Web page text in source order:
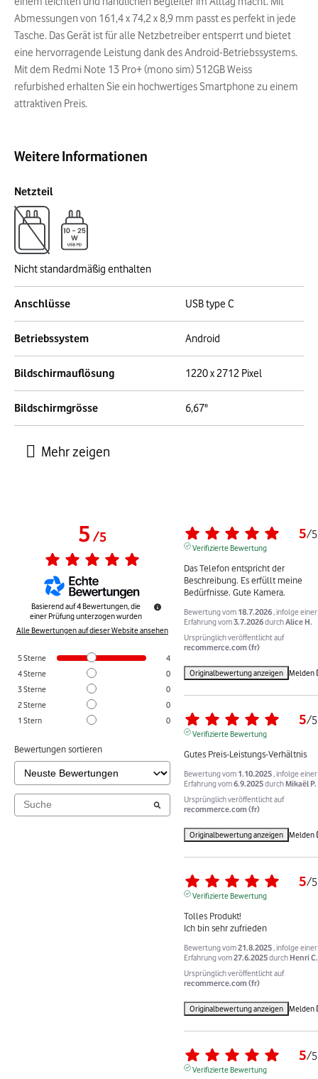
Abmessungen von 161,4 x 74,2 x 8,9 mm passt es perfekt in jede
Tasche. Das Gerät ist für alle Netzbetreiber entsperrt und bietet
eine hervorragende Leistung dank des Android-Betriebssystems.
Mit dem Redmi Note 13 Pro+ (mono sim) 512GB Weiss
refurbished erhalten Sie ein hochwertiges Smartphone zu einem
attraktiven Preis.
Weitere Informationen
Netzteil
Nicht standardmäßig enthalten
Anschlüsse USB type C
Betriebssystem Android
Bildschirmauflösung 1220 x 2712 Pixel
Bildschirmgrösse 6,67"
5/5
Basierend auf4 Bewertungen, die
einer Prüfung unterzogen wurden
Alle Bewertungen auf dieser Website ansehen
5Sterne
4
4Sterne
0
3Sterne
0
2Sterne
0
1 Stern 0
Bewertungen sortieren
5/5
Verifizierte Bewertung
Das Telefon entspricht der
Beschreibung. Es erfüllt meine
Bedürfnisse. Gute Kamera.
Bewertung vom 18.7.2026 , infolge einer
Erfahrung vom3.7.2026durchAlice H.
Ursprünglich veröffentlicht auf
recommerce.com (fr)
Originalbewertung anzeigen Melden
5/5
Verifizierte Bewertung
Gutes Preis-Leistungs-Verhältnis
Bewertung vom 1.10.2025 , infolge einer
Erfahrung vom6.9.2025durchMikaël P.
Ursprünglich veröffentlicht auf
recommerce.com (fr)
Originalbewertung anzeigen Melden
5/5
Verifizierte Bewertung
Tolles Produkt!
Ich bin sehr zufrieden
Bewertung vom21.8.2025 , infolge einer
Erfahrung vom27.6.2025durch Henri C.
Ursprünglich veröffentlicht auf
recommerce.com (fr)
Originalbewertung anzeigen Melden
5/5
Verifizierte Bewertung